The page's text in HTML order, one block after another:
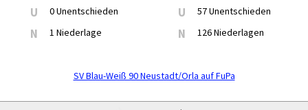
U 0 Unentschieden
N 1 Niederlage
U 57 Unentschieden
N 126 Niederlagen
SV Blau-Weiß 90 Neustadt/Orla auf FuPa